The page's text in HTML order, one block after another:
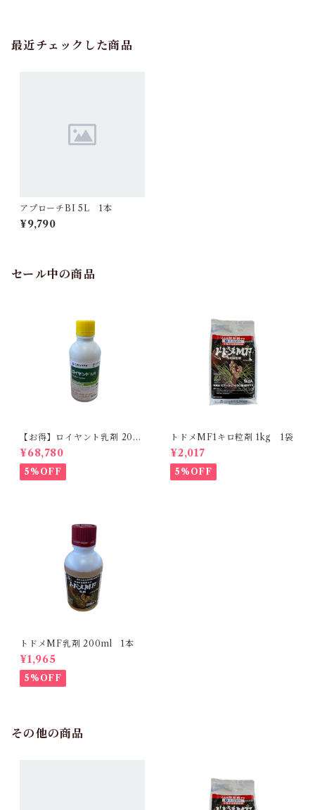
最近チェックした商品
アプローチBI 5L 1本
¥9,790
セール中の商品
【お得】ロイヤント乳剤 200
ml 【1箱】20本入
¥68,780
5%OFF
トドメMF1キロ粒剤 1kg 1袋
¥2,017
5%OFF
トドメMF乳剤 200ml 1本
¥1,965
5%OFF
その他の商品